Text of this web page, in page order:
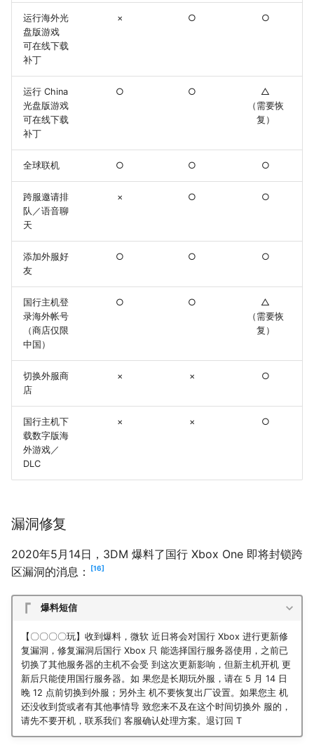
运行海外光
盘版游戏
可在线下载
补丁
× ○ ○
运行 China
光盘版游戏
可在线下载
补丁
○ ○
△
（需要恢
复）
全球联机 ○ ○ ○
跨服邀请排
队／语音聊
天
× ○ ○
添加外服好
友
○ ○ ○
国行主机登
录海外帐号
（商店仅限
中国）
○ ○
△
（需要恢
复）
切换外服商
店
× × ○
国行主机下
载数字版海
外游戏／
DLC
× × ○
漏洞修复
2020年5月14日，3DM 爆料了国行 Xbox One 即将封锁跨
区漏洞的消息：
16
爆料短信
【〇〇〇〇玩】收到爆料，微软 近日将会对国行 Xbox 进行更新修
复漏洞，修复漏洞后国行 Xbox 只 能选择国行服务器使用，之前已
切换了其他服务器的主机不会受 到这次更新影响，但新主机开机 更
新后只能使用国行服务器。如 果您是长期玩外服，请在 5 月 14 日
晚 12 点前切换到外服；另外主 机不要恢复出厂设置。如果您主 机
还没收到货或者有其他事情导 致您来不及在这个时间切换外 服的，
请先不要开机，联系我们 客服确认处理方案。退订回 T